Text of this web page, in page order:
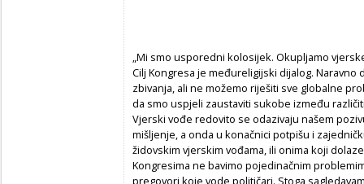
„Mi smo usporedni kolosijek. Okupljamo
Cilj Kongresa je međureligijski dijalog. Naravno
zbivanja, ali ne možemo riješiti sve globalne
da smo uspjeli zaustaviti sukobe između
Vjerski vođe redovito se odazivaju našem
mišljenje, a onda u konačnici potpišu i
židovskim vjerskim vođama, ili onima koji
Kongresima ne bavimo pojedinačnim
pregovori koje vode političari. Stoga